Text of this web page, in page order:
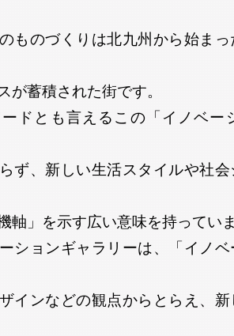
ものづくりは北九州から始ま
が蓄積された街です。
ドとも言えるこの「イノベー
ず、新しい生活スタイルや社
軸」を示す広い意味を持ってい
ションギャラリーは、「イノ
インなどの観点からとらえ、